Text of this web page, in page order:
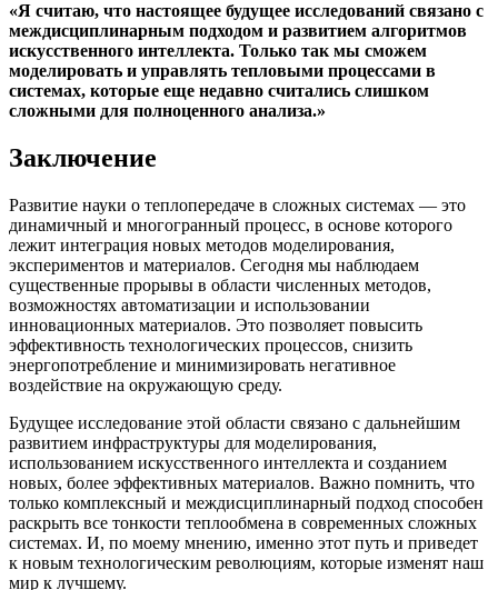
«Я считаю, что настоящее будущее исследований связано с
междисциплинарным подходом и развитием алгоритмов
искусственного интеллекта. Только так мы сможем
моделировать и управлять тепловыми процессами в
системах, которые еще недавно считались слишком
сложными для полноценного анализа.»
Заключение
Развитие науки о теплопередаче в сложных системах — это
динамичный и многогранный процесс, в основе которого
лежит интеграция новых методов моделирования,
экспериментов и материалов. Сегодня мы наблюдаем
существенные прорывы в области численных методов,
возможностях автоматизации и использовании
инновационных материалов. Это позволяет повысить
эффективность технологических процессов, снизить
энергопотребление и минимизировать негативное
воздействие на окружающую среду.
Будущее исследование этой области связано с дальнейшим
развитием инфраструктуры для моделирования,
использованием искусственного интеллекта и созданием
новых, более эффективных материалов. Важно помнить, что
только комплексный и междисциплинарный подход способен
раскрыть все тонкости теплообмена в современных сложных
системах. И, по моему мнению, именно этот путь и приведет
к новым технологическим революциям, которые изменят наш
мир к лучшему.